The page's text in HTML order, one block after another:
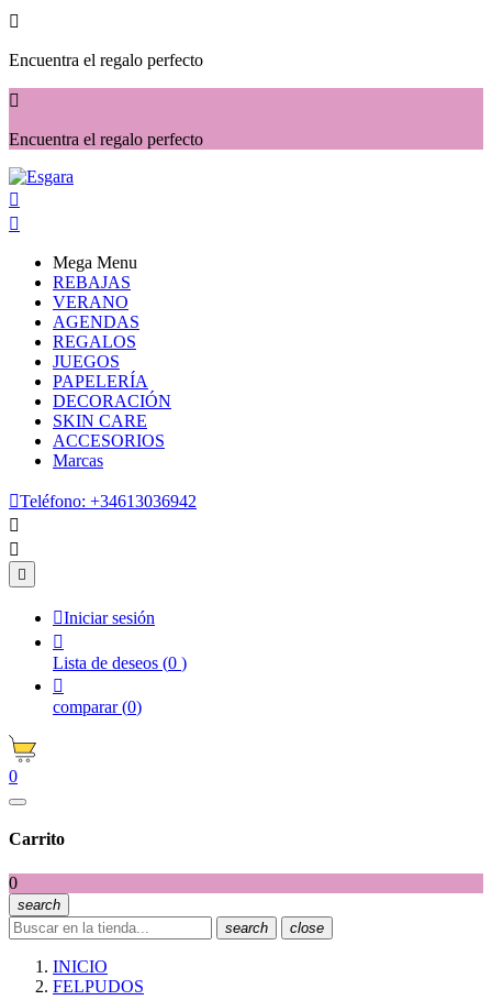

Encuentra el regalo perfecto

Encuentra el regalo perfecto


Mega Menu
REBAJAS
VERANO
AGENDAS
REGALOS
JUEGOS
PAPELERÍA
DECORACIÓN
SKIN CARE
ACCESORIOS
Marcas
Teléfono: +34613036942



Iniciar sesión

Lista de deseos (0 )

comparar (0)
0
Carrito
0
search
search
close
INICIO
FELPUDOS